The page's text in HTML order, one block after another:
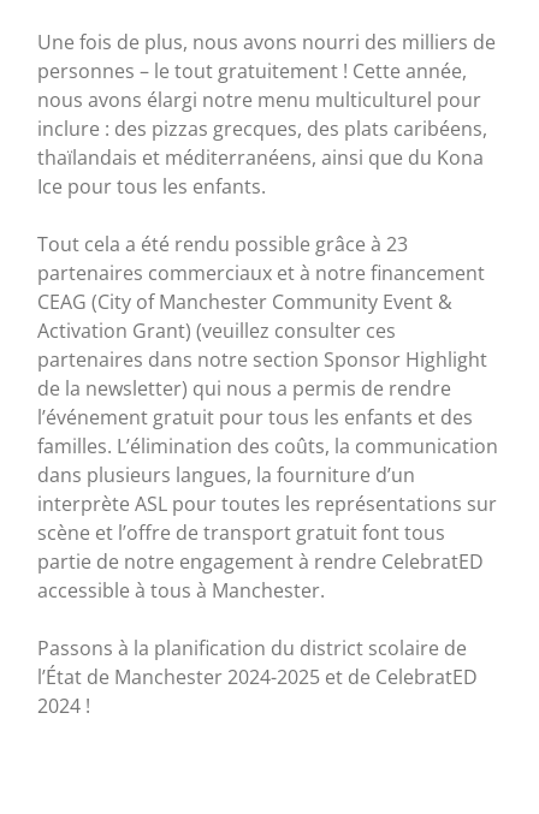
Une fois de plus, nous avons nourri des milliers de
personnes – le tout gratuitement ! Cette année,
nous avons élargi notre menu multiculturel pour
inclure : des pizzas grecques, des plats caribéens,
thaïlandais et méditerranéens, ainsi que du Kona
Ice pour tous les enfants.
Tout cela a été rendu possible grâce à 23
partenaires commerciaux et à notre financement
CEAG (City of Manchester Community Event &
Activation Grant) (veuillez consulter ces
partenaires dans notre section Sponsor Highlight
de la newsletter) qui nous a permis de rendre
l’événement gratuit pour tous les enfants et des
familles. L’élimination des coûts, la communication
dans plusieurs langues, la fourniture d’un
interprète ASL pour toutes les représentations sur
scène et l’offre de transport gratuit font tous
partie de notre engagement à rendre CelebratED
accessible à tous à Manchester.
Passons à la planification du district scolaire de
l’État de Manchester 2024-2025 et de CelebratED
2024 !